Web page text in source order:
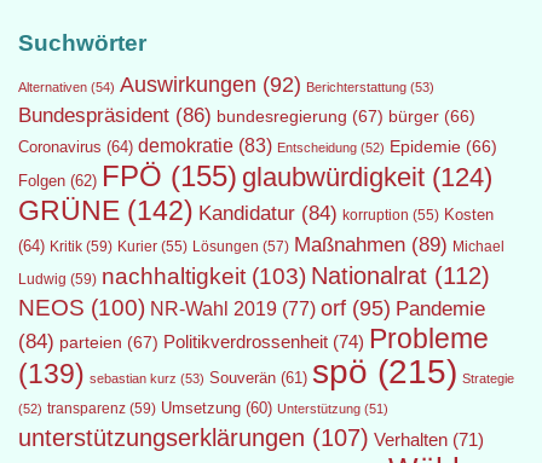
Suchwörter
Alternativen (54) Auswirkungen (92) Berichterstattung (53)
Bundespräsident (86) bundesregierung (67) bürger (66)
Coronavirus (64) demokratie (83) Entscheidung (52) Epidemie (66)
Folgen (62) FPÖ (155) glaubwürdigkeit (124)
GRÜNE (142) Kandidatur (84) korruption (55) Kosten
(64) Kritik (59) Kurier (55) Lösungen (57) Maßnahmen (89) Michael
Ludwig (59) nachhaltigkeit (103) Nationalrat (112)
NEOS (100) NR-Wahl 2019 (77) orf (95) Pandemie
(84) parteien (67) Politikverdrossenheit (74) Probleme
(139) sebastian kurz (53) Souverän (61) spö (215) Strategie
(52) transparenz (59) Umsetzung (60) Unterstützung (51)
unterstützungserklärungen (107) Verhalten (71)